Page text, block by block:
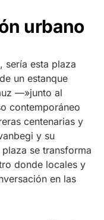
urbano
sería esta plaza
un estanque
—»junto al
contemporáneo
centenarias y
y su
se transforma
donde locales y
en las